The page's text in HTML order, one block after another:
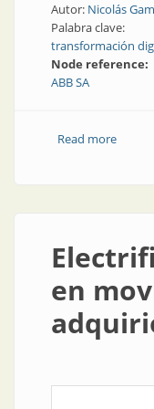
Autor: Nicolás
Palabra clave:
transformación
Node reference:
ABB SA
Read moreabout
en